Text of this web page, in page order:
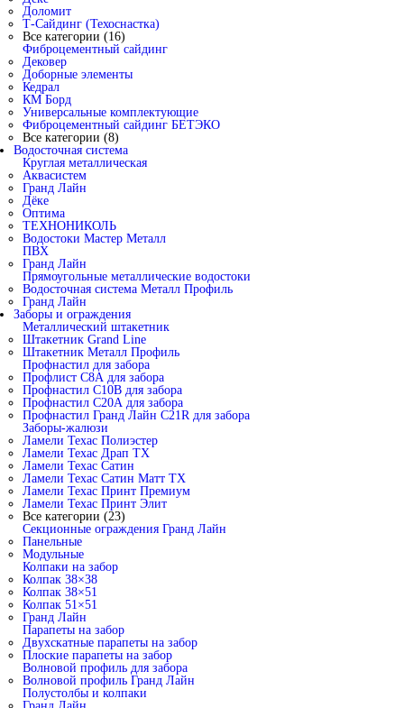
Доломит
Т-Сайдинг (Техоснастка)
Все категории (16)
Фиброцементный сайдинг
Дековер
Доборные элементы
Кедрал
КМ Борд
Универсальные комплектующие
Фиброцементный сайдинг БЕТЭКО
Все категории (8)
Водосточная система
Круглая металлическая
Аквасистем
Гранд Лайн
Дёке
Оптима
ТЕХНОНИКОЛЬ
Водостоки Мастер Металл
ПВХ
Гранд Лайн
Прямоугольные металлические водостоки
Водосточная система Металл Профиль
Гранд Лайн
Заборы и ограждения
Металлический штакетник
Штакетник Grand Line
Штакетник Металл Профиль
Профнастил для забора
Профлист С8А для забора
Профнастил С10В для забора
Профнастил С20А для забора
Профнастил Гранд Лайн С21R для забора
Заборы-жалюзи
Ламели Техас Полиэстер
Ламели Техас Драп ТХ
Ламели Техас Сатин
Ламели Техас Сатин Матт ТХ
Ламели Техас Принт Премиум
Ламели Техас Принт Элит
Все категории (23)
Секционные ограждения Гранд Лайн
Панельные
Модульные
Колпаки на забор
Колпак 38×38
Колпак 38×51
Колпак 51×51
Гранд Лайн
Парапеты на забор
Двухскатные парапеты на забор
Плоские парапеты на забор
Волновой профиль для забора
Волновой профиль Гранд Лайн
Полустолбы и колпаки